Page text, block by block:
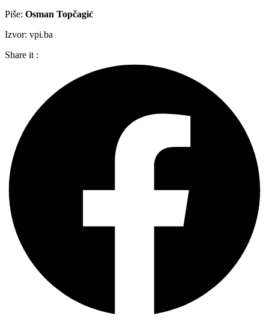
Piše: Osman Topčagić
Izvor: vpi.ba
Share it :